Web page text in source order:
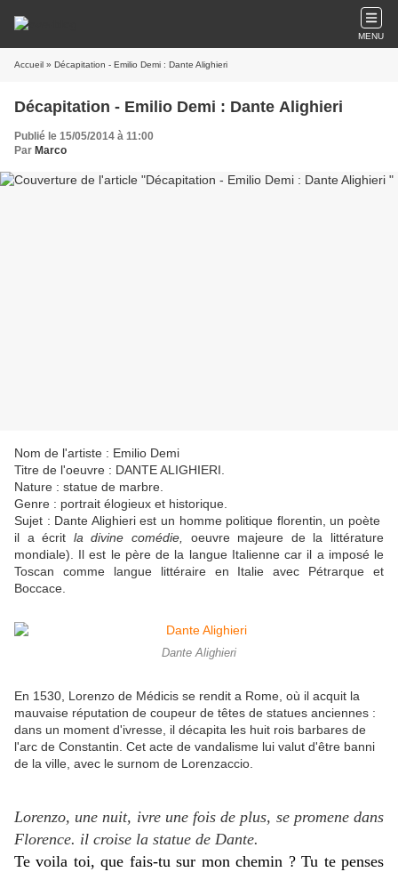
MENU
Accueil » Décapitation - Emilio Demi : Dante Alighieri
Décapitation - Emilio Demi : Dante Alighieri
Publié le 15/05/2014 à 11:00
Par Marco
Nom de l'artiste : Emilio Demi
Titre de l'oeuvre : DANTE ALIGHIERI.
Nature : statue de marbre.
Genre : portrait élogieux et historique.
Sujet : Dante Alighieri est un homme politique florentin, un poète
il a écrit la divine comédie,
oeuvre majeure de la littérature
mondiale). Il est le père de la langue Italienne car il a imposé le
Toscan comme langue littéraire en Italie avec Pétrarque et
Boccace.
Dante Alighieri
En 1530, Lorenzo de Médicis se rendit a Rome, où il acquit la
mauvaise réputation de coupeur de têtes de statues anciennes :
dans un moment d'ivresse, il décapita les huit rois barbares de
l'arc de Constantin. Cet acte de vandalisme lui valut d'être banni
de la ville, avec le surnom de Lorenzaccio.
Lorenzo, une nuit, ivre une fois de plus, se promene dans
Florence. il croise la statue de Dante.
Te voila toi, que fais-tu sur mon chemin ? Tu te penses